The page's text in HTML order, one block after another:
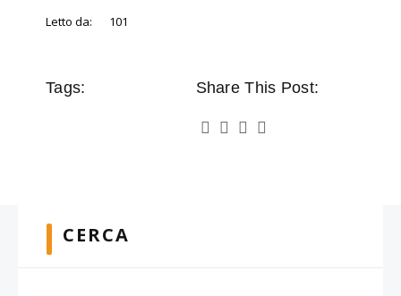
Letto da: 101
Tags: Share This Post:
CERCA